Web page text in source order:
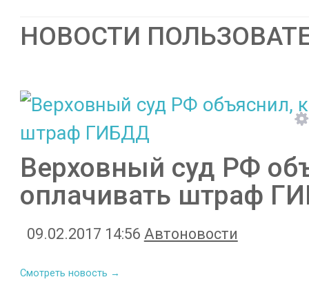
НОВОСТИ
Верховный суд РФ
оплачивать штраф
09.02.2017 14:56 Автоновости
Смотреть новость →